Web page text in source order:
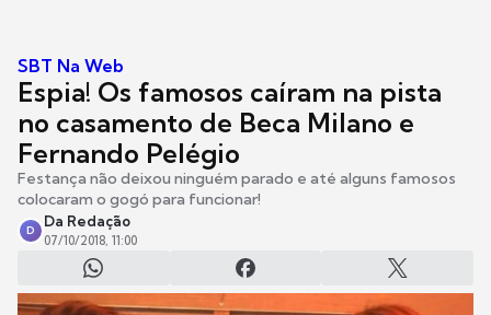
SBT Na Web
Espia! Os famosos caíram na pista
no casamento de Beca Milano e
Fernando Pelégio
Festança não deixou ninguém parado e até alguns famosos
colocaram o gogó para funcionar!
D
Da Redação
07/10/2018, 11:00